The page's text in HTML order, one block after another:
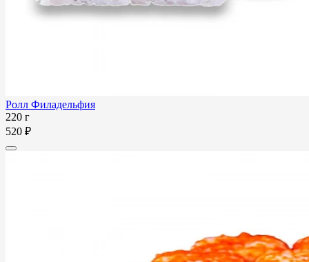
Ролл Филадельфия
220 г
520 ₽